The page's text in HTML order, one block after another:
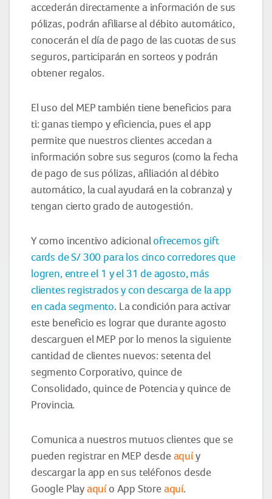
accederán directamente a información de sus
pólizas, podrán afiliarse al débito automático,
conocerán el día de pago de las cuotas de sus
seguros, participarán en sorteos y podrán
obtener regalos.
El uso del MEP también tiene beneficios para
ti: ganas tiempo y eficiencia, pues el app
permite que nuestros clientes accedan a
información sobre sus seguros (como la fecha
de pago de sus pólizas, afiliación al débito
automático, la cual ayudará en la cobranza) y
tengan cierto grado de autogestión.
Y como incentivo adicionalofrecemos gift
cards de S/ 300 para los cinco corredores que
logren, entre el 1 y el 31 de agosto, más
clientes registrados y con descarga de la app
en cada segmento. La condición para activar
este beneficio es lograr que durante agosto
descarguen el MEP por lo menos la siguiente
cantidad de clientes nuevos: setenta del
segmento Corporativo, quince de
Consolidado, quince de Potencia y quince de
Provincia.
Comunica a nuestros mutuos clientes que se
pueden registrar en MEP desde aquíy
descargar la app en sus teléfonos desde
Google Play aquío App Store aquí.